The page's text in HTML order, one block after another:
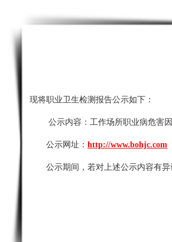
现将职业卫生检测报告公示如下：
公示内容： 工作场所职业病危害
公示网址： http://www.bohjc.com
公示期间，若对上述公示内容有